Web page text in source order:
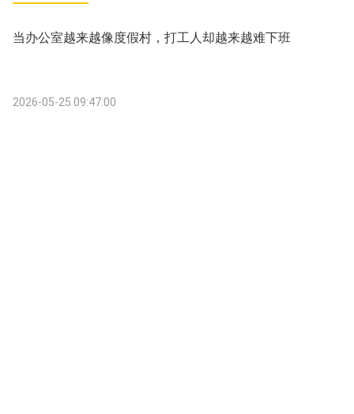
当办公室越来越像度假村，打工人却越来越难下班
2026-05-25 09:47:00